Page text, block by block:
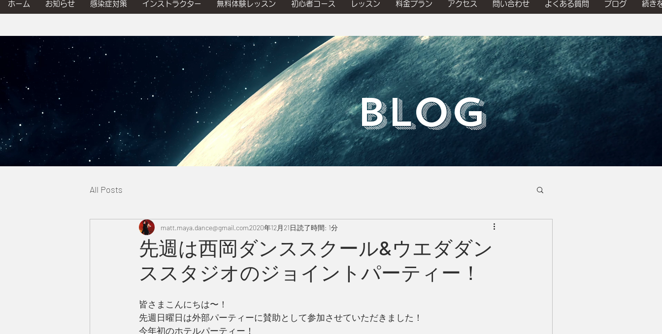
ホーム お知らせ 感染症対策 インストラクター 無料体験レッスン 初心者コース レッスン 料金プラン アクセス 問い合わせ よくある質問 ブログ 続き
​BLOG
All Posts
先週は西岡ダンススクール&ウエダダン
ススタジオのジョイントパーティー！
matt.maya.dance@gmail.com2020年12月21日読了時間: 1分
皆さまこんにちは〜！
先週日曜日は外部パーティーに賛助として参加させていただきました！
今年初のホテルパーティー！